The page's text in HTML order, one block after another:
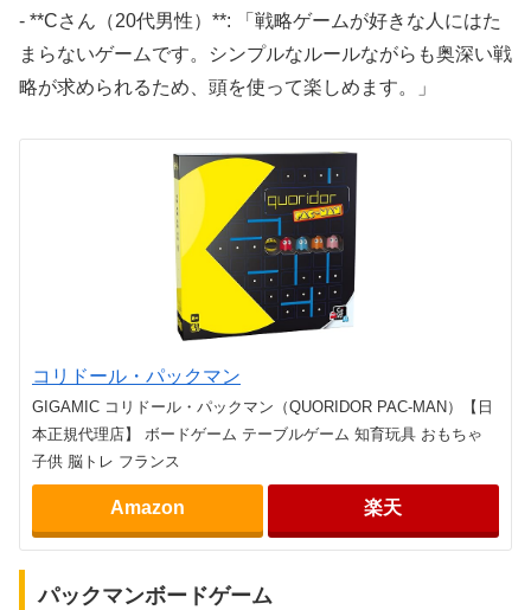
- **Cさん（20代男性）**: 「戦略ゲームが好きな人にはた
まらないゲームです。シンプルなルールながらも奥深い戦
略が求められるため、頭を使って楽しめます。」
コリドール・パックマン
GIGAMIC コリドール・パックマン（QUORIDOR PAC-MAN）【日
本正規代理店】 ボードゲーム テーブルゲーム 知育玩具 おもちゃ
子供 脳トレ フランス
Amazon 楽天
パックマンボードゲーム